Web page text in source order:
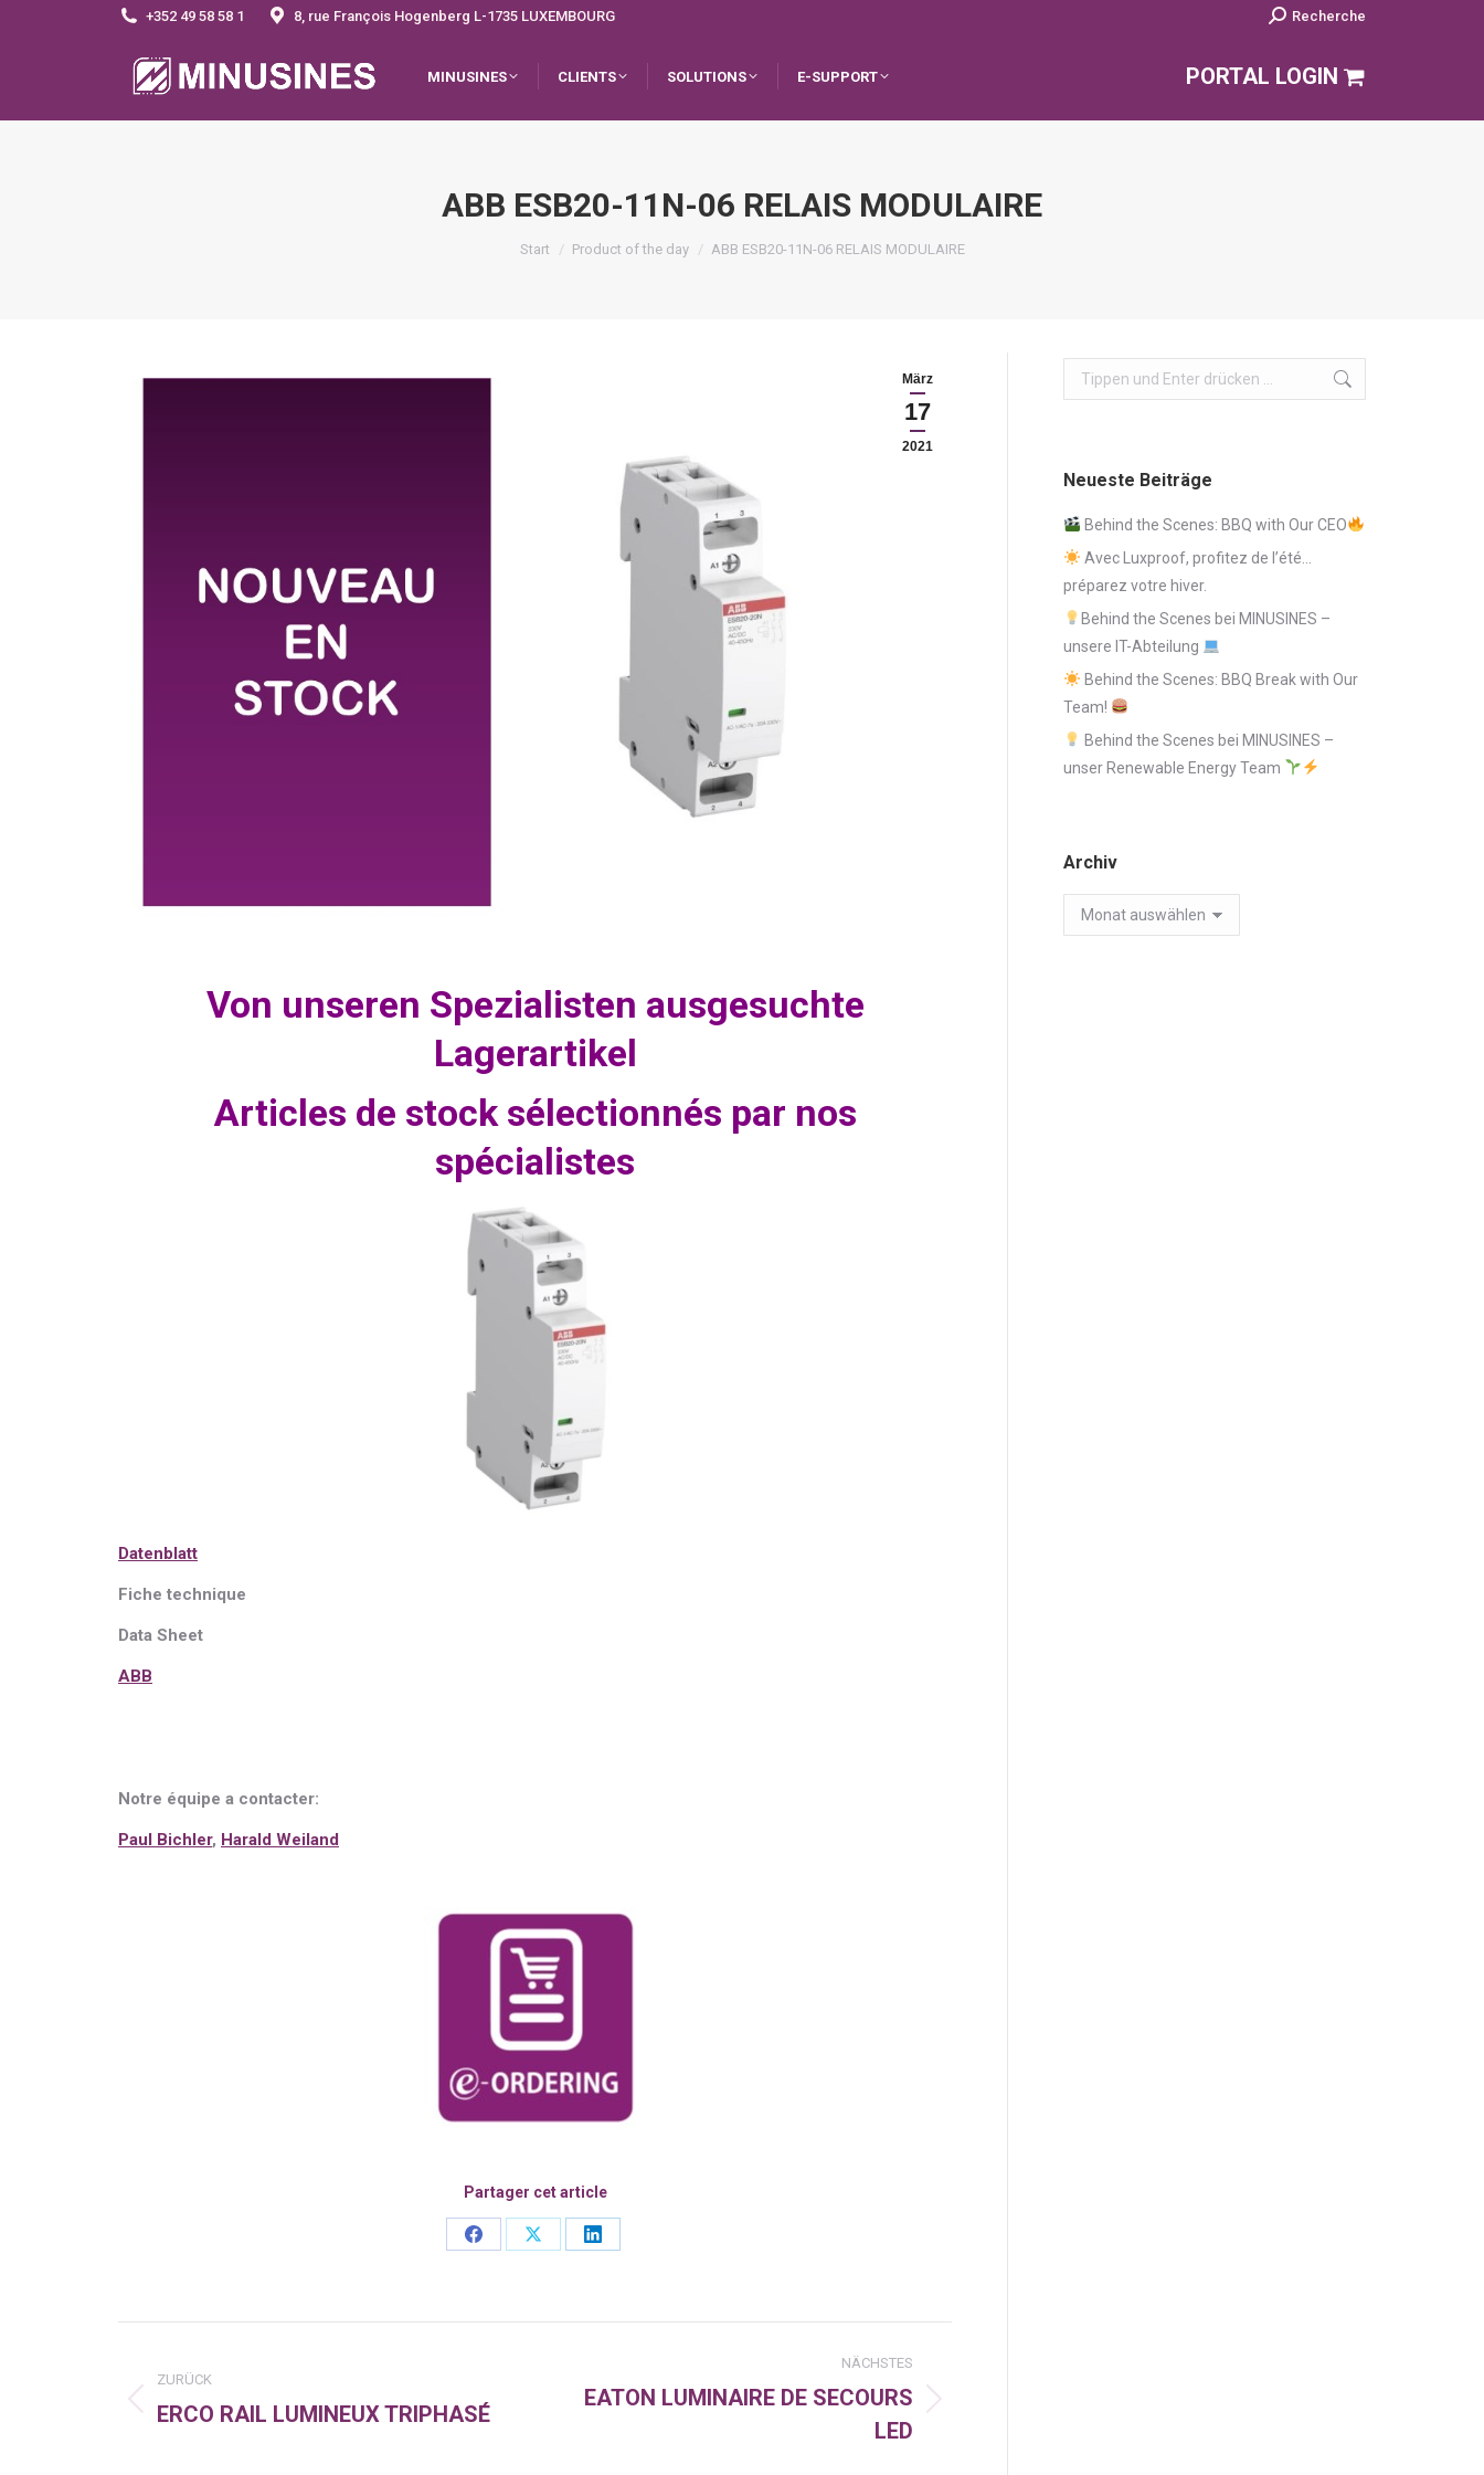
+352 49 58 58 1 8, rue François Hogenberg L-1735 LUXEMBOURG Search:Recherche
MINUSINES CLIENTS SOLUTIONS E-SUPPORT PORTAL LOGIN
ABB ESB20-11N-06 RELAIS MODULAIRE
Sie befinden sich hier:
Start Product of the day ABB ESB20-11N-06 RELAIS MODULAIRE
März
17
2021
Von unseren Spezialisten ausgesuchte
Lagerartikel
Articles de stock sélectionnés par nos
spécialistes
Datenblatt
Fiche technique
Data Sheet
ABB
Notre équipe a contacter:
Paul Bichler, Harald Weiland
Partager cet article
Share
Share
Share
ZURÜCK
Vorheriger
ERCO RAIL LUMINEUX TRIPHASÉ
NÄCHSTES
Nächster
EATON LUMINAIRE DE SECOURS
LED
Search:
Neueste Beiträge
Behind the Scenes: BBQ with Our CEO
Avec Luxproof, profitez de l’été…
préparez votre hiver.
Behind the Scenes bei MINUSINES –
unsere IT-Abteilung
Behind the Scenes: BBQ Break with Our
Team!
Behind the Scenes bei MINUSINES –
unser Renewable Energy Team
Archiv
Archiv